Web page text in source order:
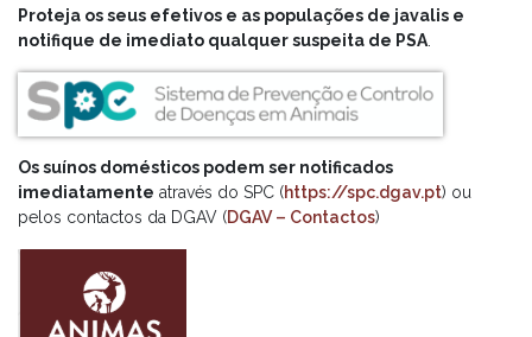
Proteja os seus efetivos e as populações de javalis e
notifique de imediato qualquer suspeita de PSA
Os suínos domésticos podem ser notificados
imediatamente através do SPC (https://spc.dgav.pt) ou
pelos contactos da DGAV (DGAV – Contactos)